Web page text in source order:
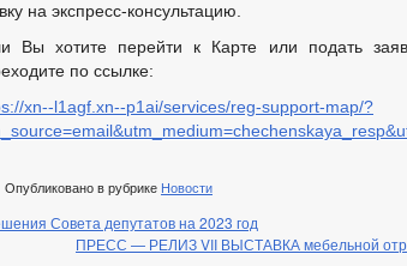
на экспресс-консультацию.
Вы хотите перейти к Карте или подать
по ссылке:
xn--l1agf.xn--p1ai/services/reg-support-map/?
Опубликовано в рубрике Новости
Совета депутатов на 2023 год
ПРЕСС — РЕЛИЗ VII ВЫСТАВКА мебельной